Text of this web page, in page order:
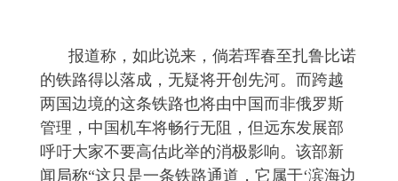
报道称，如此说来，倘若珲春至扎鲁比诺
的铁路得以落成，无疑将开创先河。而跨越
两国边境的这条铁路也将由中国而非俄罗斯
管理，中国机车将畅行无阻，但远东发展部
呼吁大家不要高估此举的消极影响。该部新
闻局称“这只是一条铁路通道，它属于‘滨海边